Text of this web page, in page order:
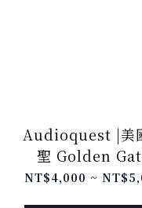
Audioquest |美
聖 Golden Gate
(3.5mm to
NT$4,000 ~